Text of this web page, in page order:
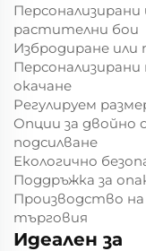
растителни бои
Избродиране или
окачане
Регулируем
Опции за двойно
подсилване
Екологично
Поддръжка за
Производство
търговия
Идеален за